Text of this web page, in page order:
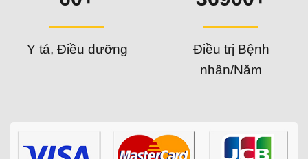
Y tá, Điều dưỡng
Điều trị Bệnh
nhân/Năm